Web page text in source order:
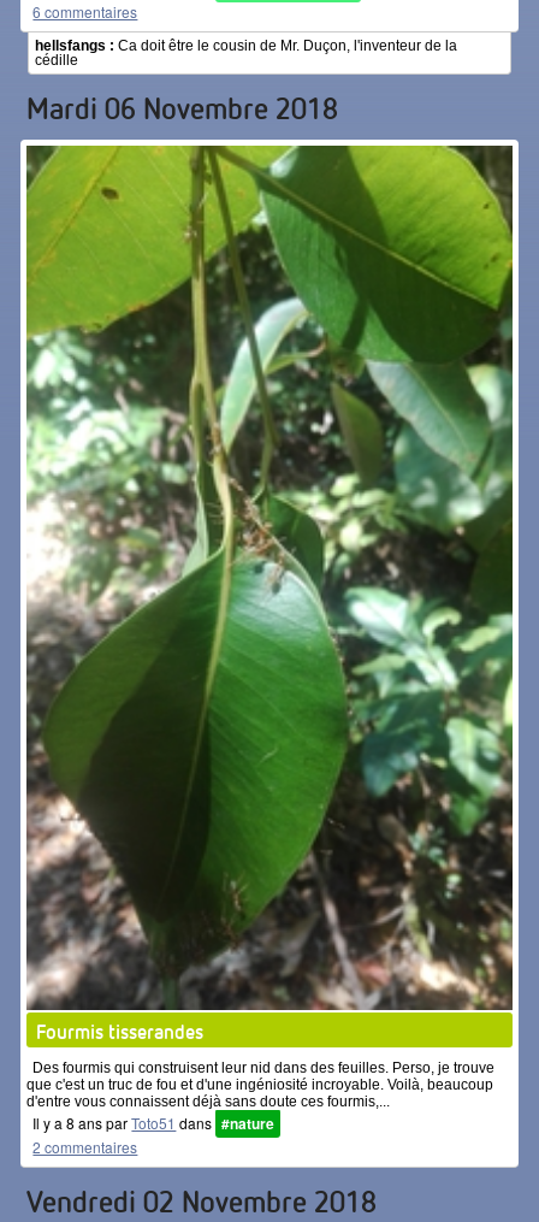
6 commentaires
hellsfangs : Ca doit être le cousin de Mr. Duçon, l'inventeur de la
cédille
Mardi 06 Novembre 2018
Fourmis tisserandes
Des fourmis qui construisent leur nid dans des feuilles. Perso, je trouve
que c'est un truc de fou et d'une ingéniosité incroyable. Voilà, beaucoup
d'entre vous connaissent déjà sans doute ces fourmis,...
Il y a 8 ans parToto51 dans #nature
2 commentaires
Vendredi 02 Novembre 2018